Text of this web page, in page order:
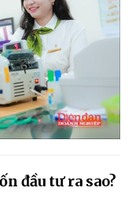
đầu tư ra sao?